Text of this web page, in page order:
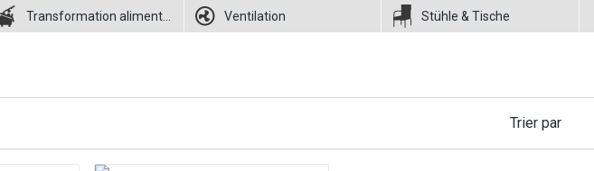
Ventilation Stühle & Tische
Trier par